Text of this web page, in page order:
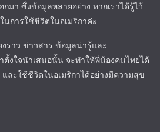
กมา ซึ่งข้อมูลหลายอย่าง หากเราได้รู้ไว้
การใช้ชีวิตในอเมริกาค่ะ
งราว ข่าวสาร ข้อมูลน่ารู้และ
ตั้งใจนำเสนอนั้น จะทำให้พี่น้องคนไทยได้
ละใช้ชีวิตในอเมริกาได้อย่างมีความสุข